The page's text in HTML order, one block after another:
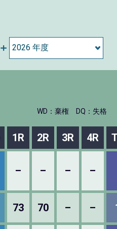
WD：棄権 DQ：失格
1R 2R 3R 4R
– – – –
73 70 – –